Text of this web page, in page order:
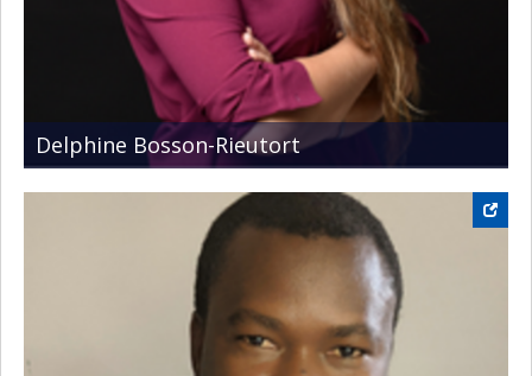
Delphine Bosson-Rieutort